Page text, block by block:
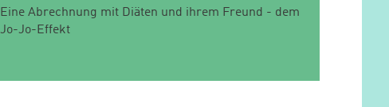
Eine Abrechnung mit Diäten und ihrem Freund - dem
Jo-Jo-Effekt